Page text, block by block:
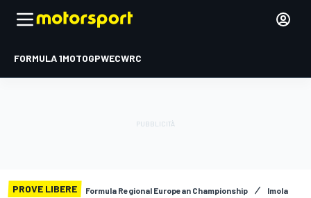
FORMULA 1MOTOGPWECWRC
PROVE LIBERE Formula Regional European Championship Imola